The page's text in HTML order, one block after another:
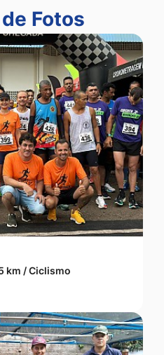
Fotos
km / Ciclismo